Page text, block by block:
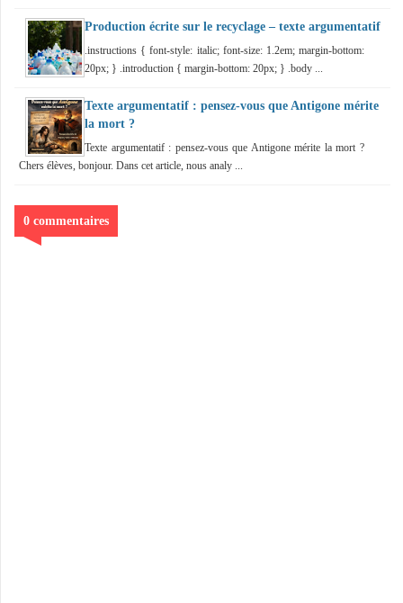
Production écrite sur le recyclage – texte argumentatif
.instructions { font-style: italic; font-size: 1.2em; margin-bottom:
20px; } .introduction { margin-bottom: 20px; } .body ...
Texte argumentatif : pensez-vous que Antigone mérite
la mort ?
Texte argumentatif : pensez-vous que Antigone mérite la mort ?
Chers élèves, bonjour. Dans cet article, nous analy ...
0 commentaires